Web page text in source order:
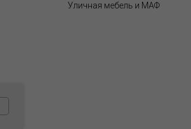
Уличная мебель и МАФ